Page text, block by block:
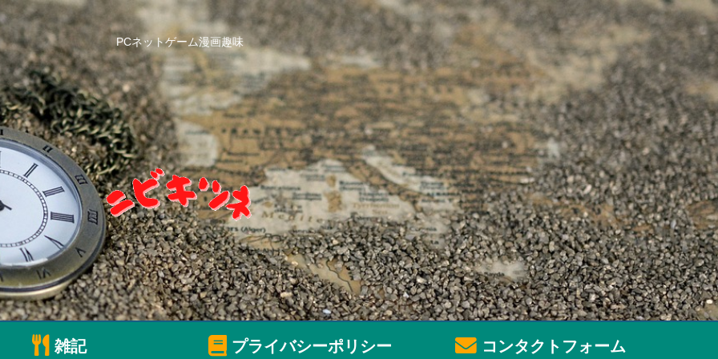
PCネットゲーム漫画趣味
雑記 プライバシーポリシー コンタクトフォーム